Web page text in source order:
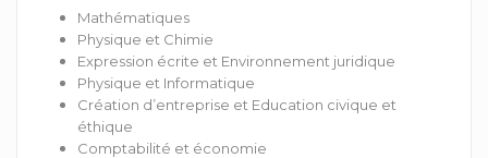
Mathématiques
Physique et Chimie
Expression écrite et Environnement juridique
Physique et Informatique
Création d’entreprise et Education civique et
éthique
Comptabilité et économie